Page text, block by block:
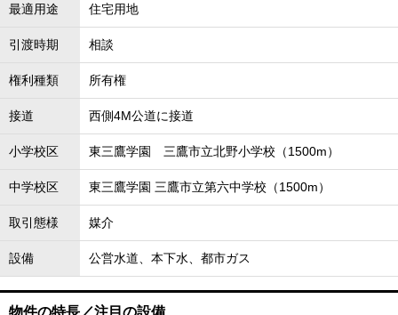
最適用途 住宅用地
引渡時期 相談
権利種類 所有権
接道 西側4M公道に接道
小学校区 東三鷹学園 三鷹市立北野小学校（1500m）
中学校区 東三鷹学園 三鷹市立第六中学校（1500m）
取引態様 媒介
設備 公営水道、本下水、都市ガス
物件の特長／注目の設備